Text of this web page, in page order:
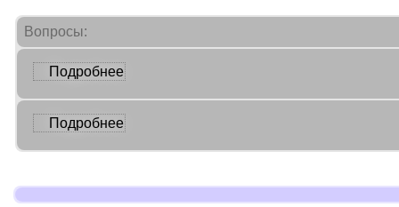
Вопросы:
Подробнее
Подробнее